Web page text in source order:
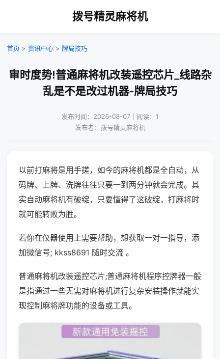
拨号精灵麻将机
首页 > 资讯中心 > 牌局技巧
审时度势!普通麻将机改装遥控芯片_线路杂
乱是不是改过机器-牌局技巧
发布时间：2026-08-07｜阅读：1
发布者：拨号精灵麻将机
以前打麻将是用手搓，如今的麻将机都是全自动，从
码牌、上牌、洗牌往往只要一到两分钟就会完成。其
实自动麻将机有破绽，只要懂得了这破绽，打麻将时
就可能转败为胜。
若你在仪器使用上需要帮助，想获取一对一指导，添
加微信号; kkss8691 随时交流 。
普通麻将机改装遥控芯片;普通麻将机程序控牌器一般
是指通过一些无需对麻将机进行复杂安装操作就能实
现控制麻将牌功能的设备或工具。